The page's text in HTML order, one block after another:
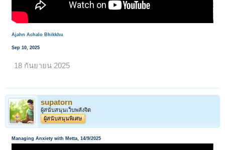
Ajahn Achalo Bhikkhu
Sep 10, 2025
18 กันยายน 2025
supatorn
ผู้สนับสนุนเว็บพลังจิต
ผู้สนับสนุนพิเศษ
Managing Anxiety with Metta, 14/9/2025